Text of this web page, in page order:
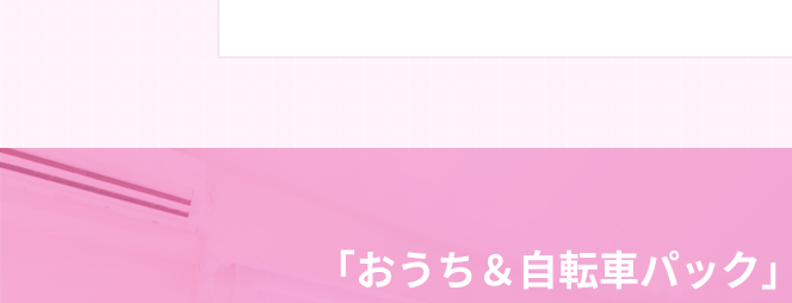
「おうち＆自転車パック